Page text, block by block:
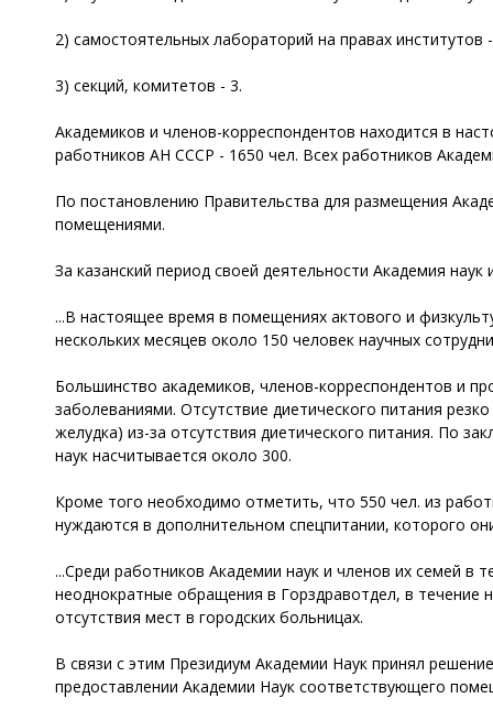
2) самостоятельных лабораторий на правах институтов
3) секций, комитетов - 3.
Академиков и членов-корреспондентов находится в
работников АН СССР - 1650 чел. Всех работников
По постановлению Правительства для размещения
помещениями.
За казанский период своей деятельности Академия
...В настоящее время в помещениях актового и
нескольких месяцев около 150 человек научных
Большинство академиков, членов-корреспондентов и
заболеваниями. Отсутствие диетического питания
желудка) из-за отсутствия диетического питания. По
наук насчитывается около 300.
Кроме того необходимо отметить, что 550 чел. из
нуждаются в дополнительном спецпитании, которого
...Среди работников Академии наук и членов их семей
неоднократные обращения в Горздравотдел, в течение
отсутствия мест в городских больницах.
В связи с этим Президиум Академии Наук принял
предоставлении Академии Наук соответствующего